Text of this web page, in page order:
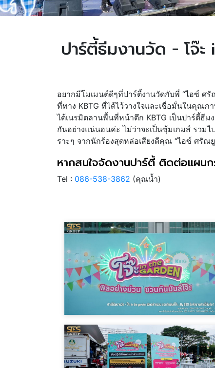
ปาร์ตี้ธีมงานวัด - โจ๊
อยากมีโมเมนต์ดีๆที่ปาร์ตี้งานวัดกับพี่ “ไอซ์ ศ
ที่ทาง KBTG ที่ได้ไว้วางใจและเชื่อมั่นในคุณ
ได้เนรมิตลานพื้นที่หน้าตึก KBTG เป็นปาร์ตี้ธี
กันอย่างแน่นอนค่ะ ไม่ว่าจะเป็นซุ้มเกมส์ รวม
ราะๆ จากนักร้องสุดหล่อเสียงดีคุณ “ไอซ์ ศรัณยู
หากสนใจจัดงานปาร์ตี้ ติดต่อแผน
Tel : 086-538-3862 (คุณน้ำ)